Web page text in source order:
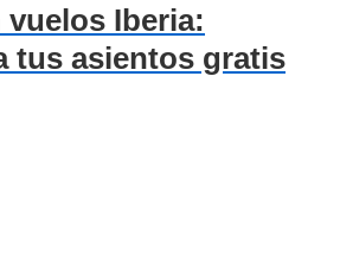
Iberia:
tus asientos gratis